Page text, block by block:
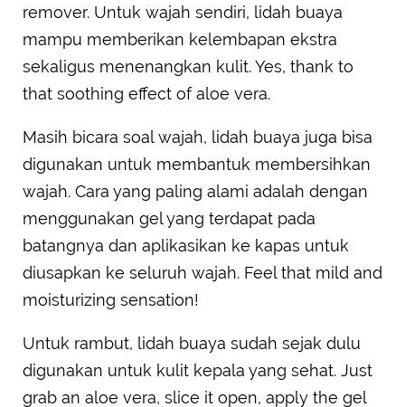
remover. Untuk wajah sendiri, lidah buaya
mampu memberikan kelembapan ekstra
sekaligus menenangkan kulit. Yes, thank to
that soothing effect of aloe vera.
Masih bicara soal wajah, lidah buaya juga bisa
digunakan untuk membantuk membersihkan
wajah. Cara yang paling alami adalah dengan
menggunakan gel yang terdapat pada
batangnya dan aplikasikan ke kapas untuk
diusapkan ke seluruh wajah. Feel that mild and
moisturizing sensation!
Untuk rambut, lidah buaya sudah sejak dulu
digunakan untuk kulit kepala yang sehat. Just
grab an aloe vera, slice it open, apply the gel